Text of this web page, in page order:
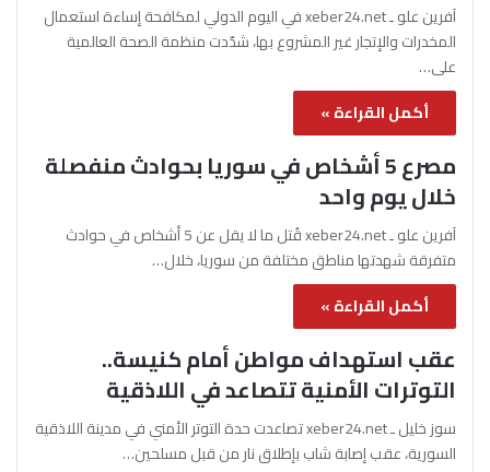
آفرين علو ـ xeber24.net في اليوم الدولي لمكافحة إساءة استعمال
المخدرات والإتجار غير المشروع بها، شدّدت منظمة الصحة العالمية
على…
أكمل القراءة »
مصرع 5 أشخاص في سوريا بحوادث منفصلة
خلال يوم واحد
آفرين علو ـ xeber24.net قُتل ما لا يقل عن 5 أشخاص في حوادث
متفرقة شهدتها مناطق مختلفة من سوريا، خلال…
أكمل القراءة »
عقب استهداف مواطن أمام كنيسة..
التوترات الأمنية تتصاعد في اللاذقية
سوز خليل ـ xeber24.net تصاعدت حدة التوتر الأمني في مدينة اللاذقية
السورية، عقب إصابة شاب بإطلاق نار من قبل مسلحين…